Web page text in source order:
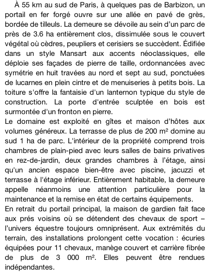
À 55 km au sud de Paris, à quelques pas de Barbizon, un
portail en fer forgé ouvre sur une allée en pavé de grès,
bordée de tilleuls. La demeure se dévoile au sein d’un parc de
près de 3.6 ha entièrement clos, dissimulée sous le couvert
végétal où cèdres, peupliers et cerisiers se succèdent. Édifiée
dans un style Mansart aux accents néoclassiques, elle
déploie ses façades de pierre de taille, ordonnancées avec
symétrie en huit travées au nord et sept au sud, ponctuées
de lucarnes en plein cintre et de menuiseries à petits bois. La
toiture s'offre la fantaisie d'un lanternon typique du style de
construction. La porte d'entrée sculptée en bois est
surmontée d'un fronton en pierre.
Le domaine est exploité en gîtes et maison d’hôtes aux
volumes généreux. La terrasse de plus de 200 m² domine au
sud 1 ha de parc. L'intérieur de la propriété comprend trois
chambres de plain-pied avec leurs salles de bains privatives
en rez-de-jardin, deux grandes chambres à l’étage, ainsi
qu'un ancien espace bien-être avec piscine, jacuzzi et
terrasse à l'étage inférieur. Entièrement habitable, la demeure
appelle néanmoins une attention particulière pour la
maintenance et la remise en état de certains équipements.
En retrait du portail principal, la maison de gardien fait face
aux prés voisins où se détendent des chevaux de sport –
l’univers équestre toujours omniprésent. Aux extrémités du
terrain, des installations prolongent cette vocation : écuries
équipées pour 11 chevaux, manège couvert et carrière fibrée
de plus de 3 000 m². Elles peuvent être rendues
indépendantes.